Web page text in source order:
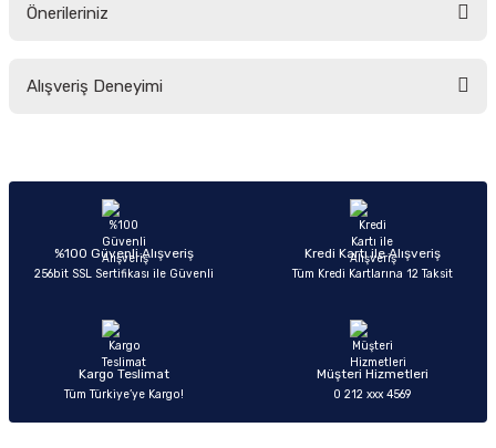
Önerileriniz
yetersiz gördüğünüz noktaları öneri formunu kullanarak tarafımıza
Ürün açıklamasında eksik bilgiler bulunuyor.
Ürün bilgilerinde hatalar bulunuyor.
Ürün fiyatı diğer sitelerden daha pahalı.
Alışveriş Deneyimi
%100 Güvenli Alışveriş
256bit SSL Sertifikası ile Güvenli
Kredi Kartı ile Alışveriş
Tüm Kredi Kartlarına 12 Taksit
Kargo Teslimat
Tüm Türkiye’ye Kargo!
Müşteri Hizmetleri
0 212 xxx 4569